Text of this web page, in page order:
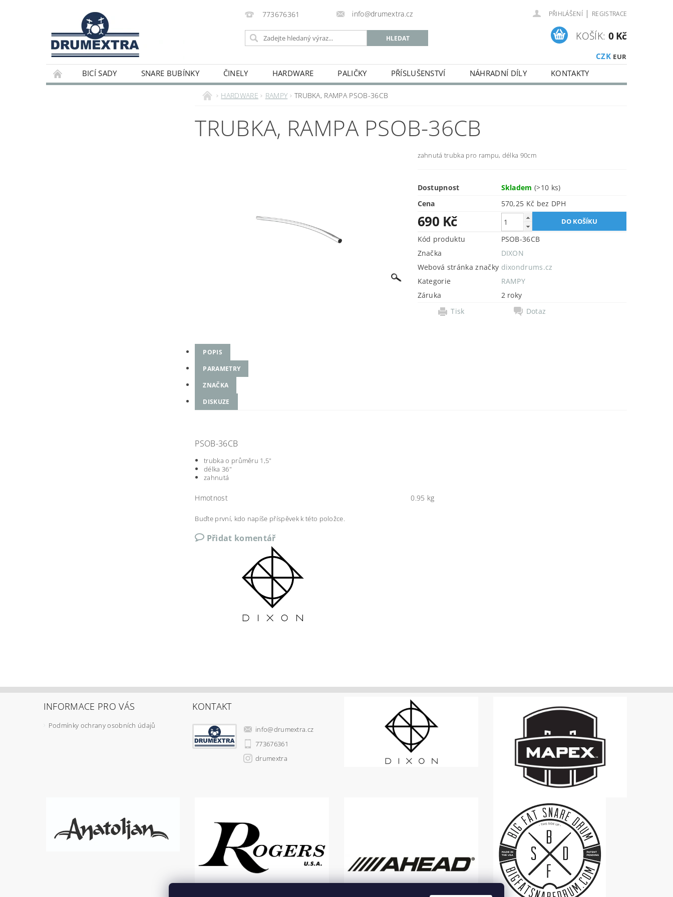
773676361 info@drumextra.cz PŘIHLÁŠENÍ | REGISTRACE
CZK EUR
KOŠÍK: 0 Kč
BICÍ SADY SNARE BUBÍNKY ČINELY HARDWARE PALIČKY PŘÍSLUŠENSTVÍ NÁHRADNÍ DÍLY KONTAKTY
HARDWARE RAMPY TRUBKA, RAMPA PSOB-36CB
TRUBKA, RAMPA PSOB-36CB
zahnutá trubka pro rampu, délka 90cm
Dostupnost Skladem(>10 ks)
Cena
570,25 Kč bez DPH
690 Kč
Kód produktu
PSOB-36CB
Značka
DIXON
Webová stránka značky dixondrums.cz
Kategorie
RAMPY
Záruka
2 roky
Tisk
Dotaz
POPIS
PARAMETRY
ZNAČKA
DISKUZE
PSOB-36CB
trubka o průměru 1,5"
délka 36"
zahnutá
Hmotnost 0.95 kg
Buďte první, kdo napíše příspěvek k této položce.
Přidat komentář
INFORMACE PRO VÁS
Podmínky ochrany osobních údajů
KONTAKT
info@drumextra.cz
773676361
drumextra